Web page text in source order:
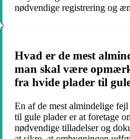
nødvendige registrering og
Hvad er de mest
man skal være
fra hvide plader til
En af de mest almindelige
til gule plader er at foretage
nødvendige tilladelser og